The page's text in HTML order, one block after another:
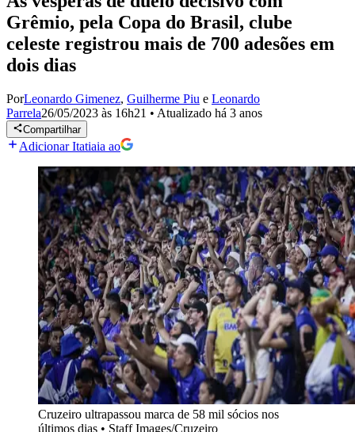
Grêmio, pela Copa do Brasil, clube
celeste registrou mais de 700 adesões em
dois dias
PorLeonardo Gimenez, Guilherme Piu e Leonardo
Parrela26/05/2023 às 16h21 • Atualizado há 3 anos
Compartilhar
Adicionar Itatiaia ao
Cruzeiro ultrapassou marca de 58 mil sócios nos
últimos dias • Staff Images/Cruzeiro